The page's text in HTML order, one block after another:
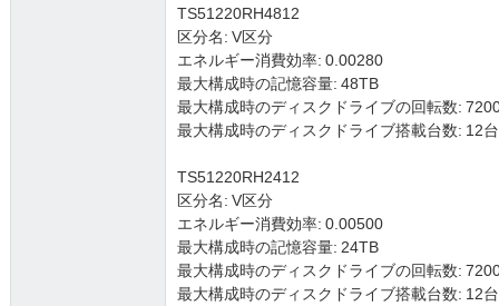
TS51220RH4812
区分名: V区分
エネルギー消費効率: 0.00280
最大構成時の記憶容量: 48TB
最大構成時のディスクドライブの回転数:
最大構成時のディスクドライブ搭載台数: 12
TS51220RH2412
区分名: V区分
エネルギー消費効率: 0.00500
最大構成時の記憶容量: 24TB
最大構成時のディスクドライブの回転数:
最大構成時のディスクドライブ搭載台数: 12